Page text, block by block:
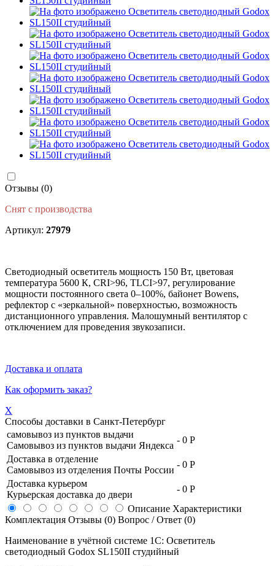
Отзывы (0)
Снят с производства
Артикул: 27979
Светодиодный осветитель мощность 150 Вт, цветовая
температура 5600 К, CRI>96, TLCI>97, регулирование
мощности постоянного света 0–100%, байонет Bowens,
рефлектор с «зеркальной» поверхностью, возможность
дистанционного управления. Малошумный вентилятор с
отключением для проведения звукозаписи.
Доставка и оплата
Как оформить заказ?
X
Способы доставки в Санкт-Петербург
самовывоз из пунктов выдачи
Самовывоз из пунктов выдачи Яндекса
- 0 Р
Доставка в отделение
Самовывоз из отделения Почты России
- 0 Р
Доставка курьером
Курьерская доставка до двери
- 0 Р
Описание Характеристики
Комплектация Отзывы (0) Вопрос / Ответ (0)
Наименование в учётной системе 1С: Осветитель
светодиодный Godox SL150II студийный